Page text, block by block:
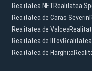
Realitatea.NETRealitatea
Realitatea de Caras-Severin
Realitatea de Valcea
Realitatea de Ilfov
Realitatea de Harghita